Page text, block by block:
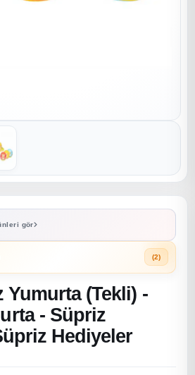
gör
(2)
Yumurta (Tekli) -
- Süpriz
Hediyeler